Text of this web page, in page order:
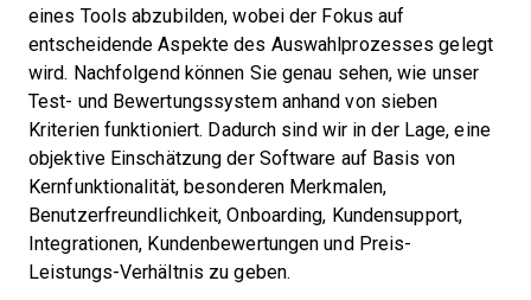
eines Tools abzubilden, wobei der Fokus auf
entscheidende Aspekte des Auswahlprozesses gelegt
wird. Nachfolgend können Sie genau sehen, wie unser
Test- und Bewertungssystem anhand von sieben
Kriterien funktioniert. Dadurch sind wir in der Lage, eine
objektive Einschätzung der Software auf Basis von
Kernfunktionalität, besonderen Merkmalen,
Benutzerfreundlichkeit, Onboarding, Kundensupport,
Integrationen, Kundenbewertungen und Preis-
Leistungs-Verhältnis zu geben.